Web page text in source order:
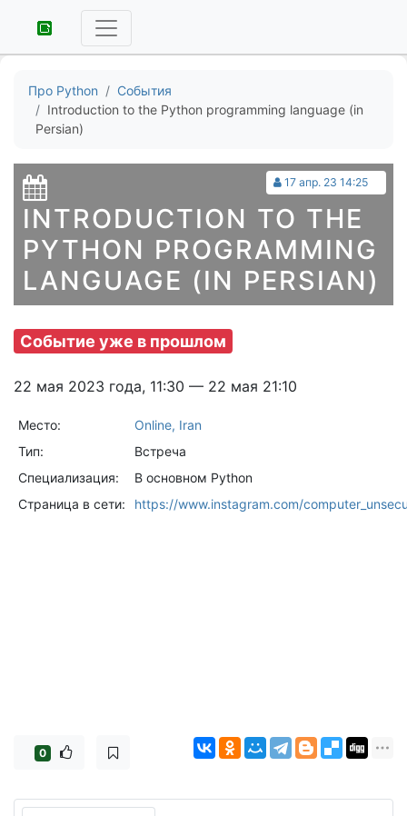
Про Python
События
Introduction to the Python programming language (in
Persian)
17 апр. 23 14:25
INTRODUCTION TO THE
PYTHON PROGRAMMING
LANGUAGE (IN PERSIAN)
Событие уже в прошлом
22 мая 2023 года, 11:30 — 22 мая 21:10
Место:
Online, Iran
Тип:
Встреча
Специализация:
В основном Python
Страница в сети:
https://www.instagram.com/
0